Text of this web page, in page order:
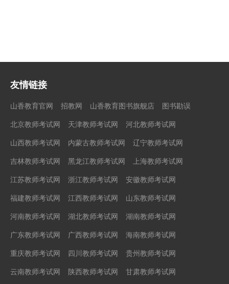
友情链接
山香教育官网
招教网 山香教育图书旗舰店
图书勘误
北京教师考试网
天津教师考试网
河北教师考试网
山西教师考试网
内蒙古教师考试网
辽宁教师考试网
吉林教师考试网
黑龙江教师考试网
上海教师考试网
江苏教师考试网
浙江教师考试网
安徽教师考试网
福建教师考试网
江西教师考试网
山东教师考试网
河南教师考试网
湖北教师考试网
湖南教师考试网
广东教师考试网
广西教师考试网
海南教师考试网
重庆教师考试网
四川教师考试网
贵州教师考试网
云南教师考试网
陕西教师考试网
甘肃教师考试网